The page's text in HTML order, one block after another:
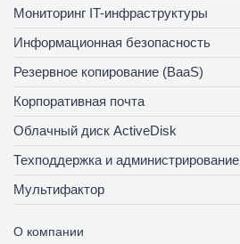
Мониторинг IT-инфраструктуры
Информационная безопасность
Резервное копирование (BaaS)
Корпоративная почта
Облачный диск ActiveDisk
Техподдержка и администрирование
Мультифактор
О компании